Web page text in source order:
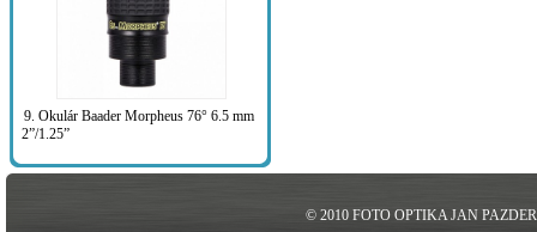
9. Okulár Baader Morpheus 76° 6.5 mm
2”/1.25”
© 2010 FOTO OPTIKA JAN